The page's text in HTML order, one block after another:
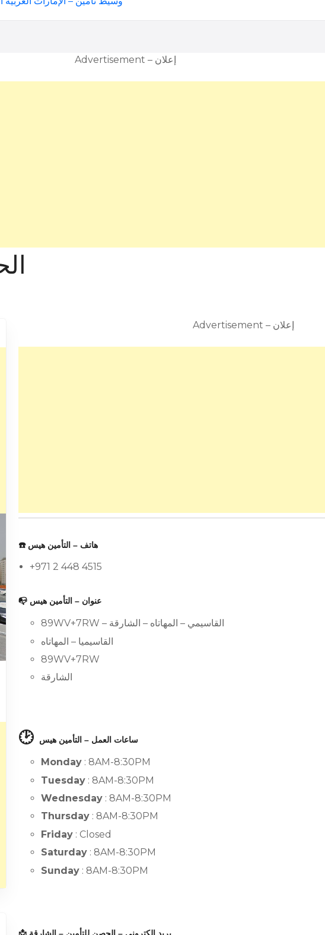
Advertisement – إعلان
Advertisement – إعلان
☎️ هاتف – التأمين هيس
+971 2 448 4515
📭 عنوان – التأمين هيس
89WV+7RW – القاسيمي – المهاتاه – الشارقة
القاسيميا – المهاتاه
89WV+7RW
الشارقة
🕑 ساعات العمل – التأمين هيس
Monday : 8AM-8:30PM
Tuesday : 8AM-8:30PM
Wednesday : 8AM-8:30PM
Thursday : 8AM-8:30PM
Friday : Closed
Saturday : 8AM-8:30PM
Sunday : 8AM-8:30PM
📩 بريد إلكتروني – الحصن للتأمين – الشارقة